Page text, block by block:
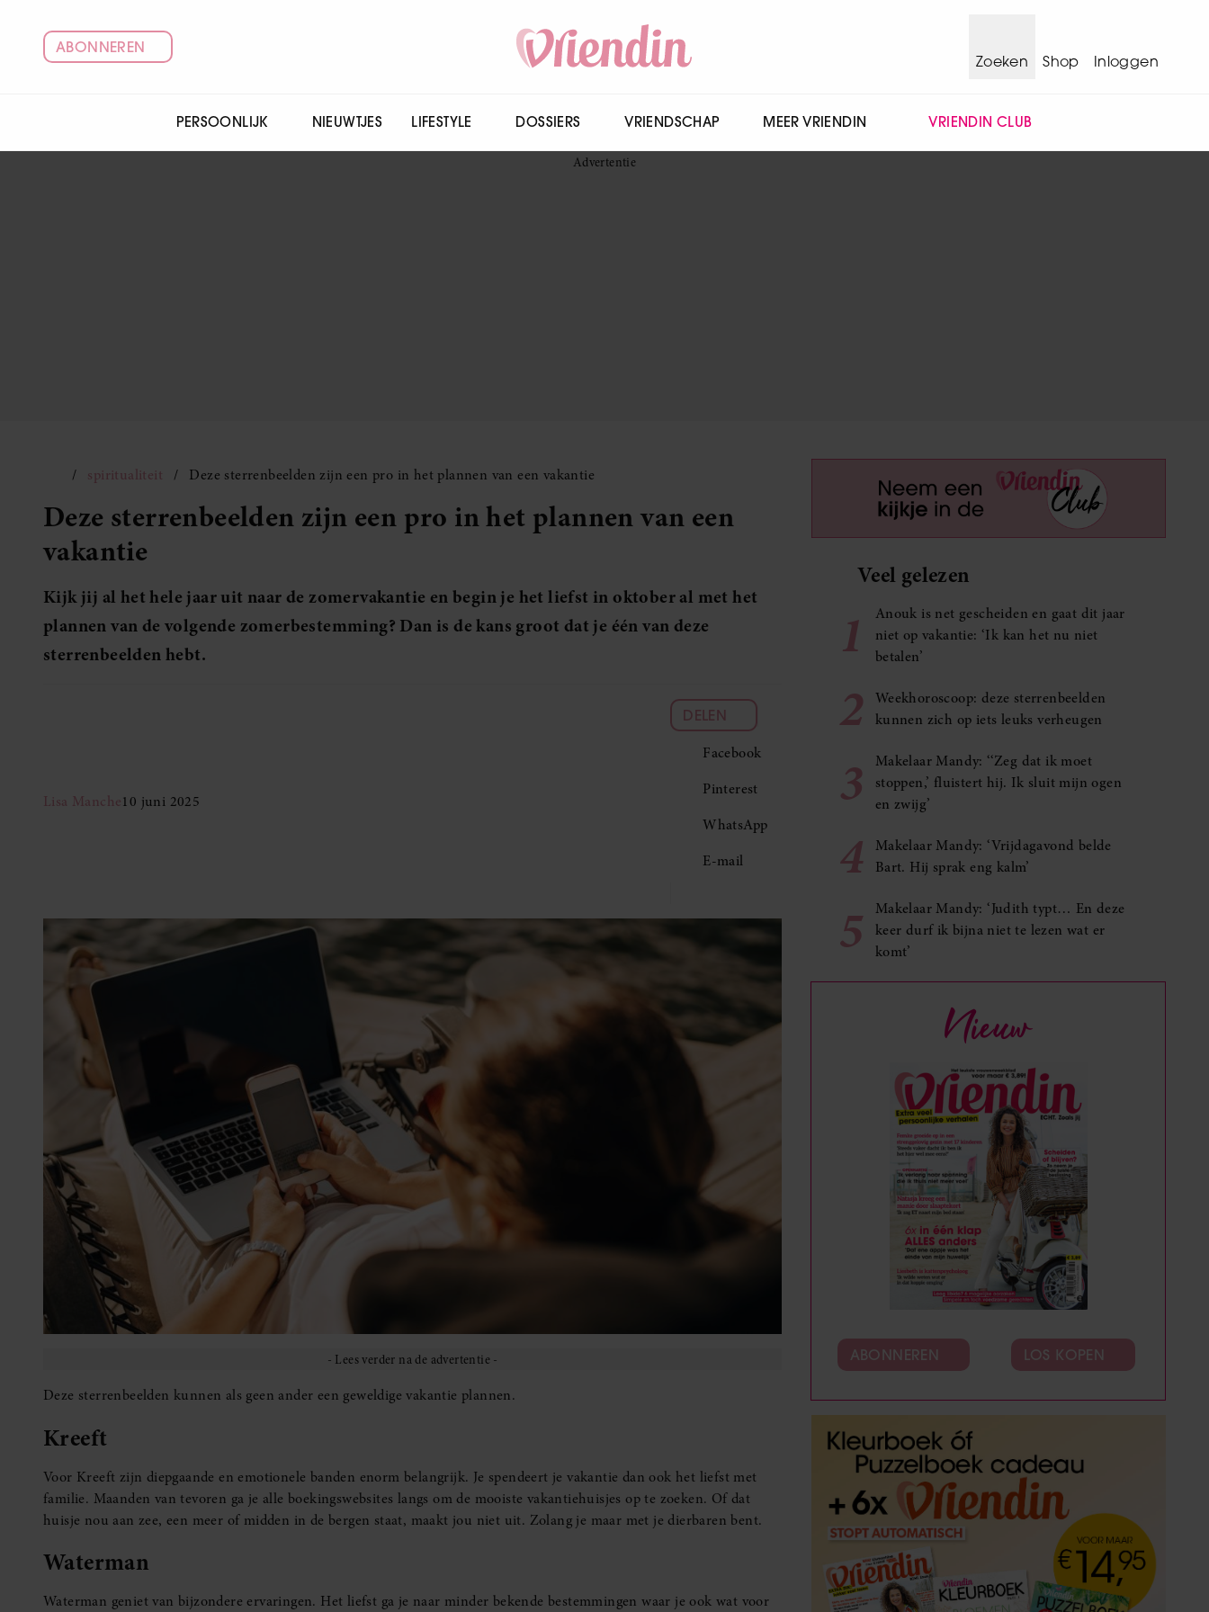
ABONNEREN
Zoeken
Shop Inloggen
PERSOONLIJK NIEUWTJES LIFESTYLE DOSSIERS VRIENDSCHAP MEER VRIENDIN VRIENDIN CLUB
spiritualiteit Deze sterrenbeelden zijn een pro in het plannen van een vakantie
Deze sterrenbeelden zijn een pro in het plannen van een
vakantie
Kijk jij al het hele jaar uit naar de zomervakantie en begin je het liefst in oktober al met het
plannen van de volgende zomerbestemming? Dan is de kans groot dat je één van deze
sterrenbeelden hebt.
Lisa Manche10 juni 2025
DELEN
Facebook
Pinterest
WhatsApp
E-mail
Deze sterrenbeelden kunnen als geen ander een geweldige vakantie plannen.
Kreeft
Voor Kreeft zijn diepgaande en emotionele banden enorm belangrijk. Je spendeert je vakantie dan ook het liefst met
familie. Maanden van tevoren ga je alle boekingswebsites langs om de mooiste vakantiehuisjes op te zoeken. Of dat
huisje nou aan zee, een meer of midden in de bergen staat, maakt jou niet uit. Zolang je maar met je dierbaren bent.
Waterman
Waterman geniet van bijzondere ervaringen. Het liefst ga je naar minder bekende bestemmingen waar je ook wat voor
Veel gelezen
1
Anouk is net gescheiden en gaat dit jaar
niet op vakantie: ‘Ik kan het nu niet
betalen’
2
Weekhoroscoop: deze sterrenbeelden
kunnen zich op iets leuks verheugen
3
Makelaar Mandy: ‘‘Zeg dat ik moet
stoppen,’ fluistert hij. Ik sluit mijn ogen
en zwijg’
4
Makelaar Mandy: ‘Vrijdagavond belde
Bart. Hij sprak eng kalm’
5
Makelaar Mandy: ‘Judith typt… En deze
keer durf ik bijna niet te lezen wat er
komt’
Nieuw
ABONNEREN LOS KOPEN